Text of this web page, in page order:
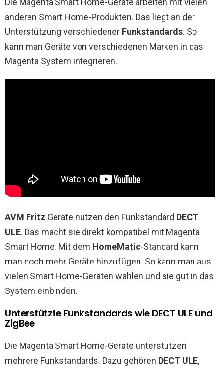
Die Magenta Smart Home-Geräte arbeiten mit vielen
anderen Smart Home-Produkten. Das liegt an der
Unterstützung verschiedener Funkstandards. So
kann man Geräte von verschiedenen Marken in das
Magenta System integrieren.
AVM Fritz Geräte nutzen den Funkstandard DECT
ULE. Das macht sie direkt kompatibel mit Magenta
Smart Home. Mit dem HomeMatic-Standard kann
man noch mehr Geräte hinzufügen. So kann man aus
vielen Smart Home-Geräten wählen und sie gut in das
System einbinden.
Unterstützte Funkstandards wie DECT ULE und
ZigBee
Die Magenta Smart Home-Geräte unterstützen
mehrere Funkstandards. Dazu gehören DECT ULE,